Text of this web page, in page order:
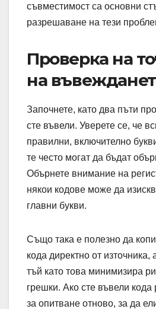
съвместимост са основни
разрешаване на тези
Проверка на
на
Започнете, като два пъти
сте въвели. Уверете се, че
правилни, включително
те често могат да бъдат
Обърнете внимание на
някои кодове може да
главни букви.
Също така е полезно да
кода директно от източника,
тъй като това минимизира
грешки. Ако сте въвели
за опитване отново, за да